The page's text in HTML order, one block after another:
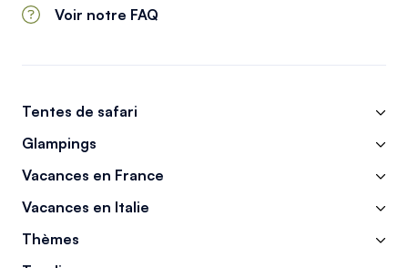
Voir notre FAQ
Tentes de safari
Glampings
Vacances en France
Vacances en Italie
Thèmes